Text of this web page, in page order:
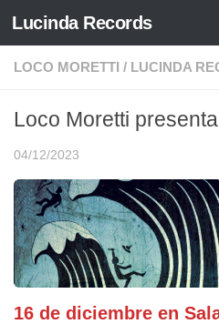
Saltar al contenido
Lucinda Records
LOCO MORETTI / LUCINDA
Loco Moretti
04/12/2023
16 de diciembre en